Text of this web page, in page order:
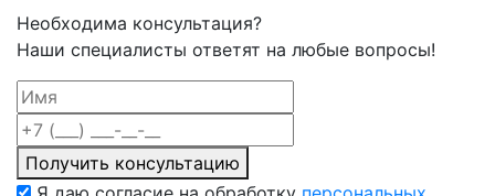
Необходима консультация?
Наши специалисты ответят на любые вопросы!
Получить консультацию